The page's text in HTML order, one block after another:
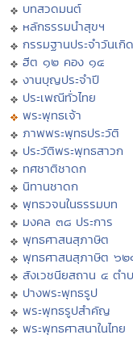
บทสวดมนต์
หลักธรรมนำสุขฯ
กรรมฐานประจำวันเกิด
ฮีต ๑๒ คอง ๑๔
งานบุญประจำปี
ประเพณีทั่วไทย
พระพุทธเจ้า
ภาพพระพุทธประวัติ
ประวัติพระพุทธสาวก
ทศชาติชาดก
นิทานชาดก
พุทธวจนในธรรมบท
มงคล ๓๘ ประการ
พุทธศาสนสุภาษิต
พุทธศาสนสุภาษิต ๖๒
สังเวชนียสถาน ๔ ตำ
ปางพระพุทธรูป
พระพุทธรูปสำคัญ
พระพุทธศาสนาในไทย